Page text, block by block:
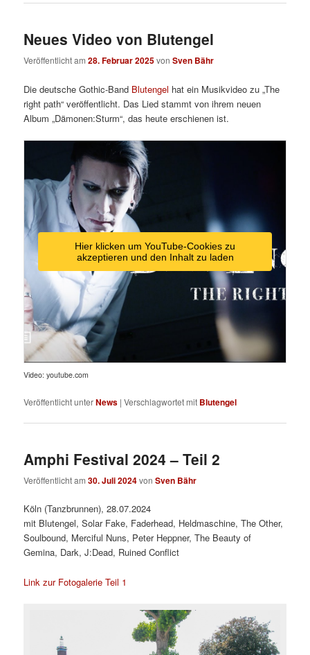
Neues Video von Blutengel
Veröffentlicht am28. Februar 2025vonSven Bähr
Die deutsche Gothic-Band Blutengel hat ein Musikvideo zu „The
right path“ veröffentlicht. Das Lied stammt von ihrem neuen
Album „Dämonen:Sturm“, das heute erschienen ist.
Hier klicken um YouTube-Cookies zu
akzeptieren und den Inhalt zu laden
Video: youtube.com
Veröffentlicht unterNews |Verschlagwortet mit Blutengel
Amphi Festival 2024 – Teil 2
Veröffentlicht am30. Juli 2024vonSven Bähr
Köln (Tanzbrunnen), 28.07.2024
mit Blutengel, Solar Fake, Faderhead, Heldmaschine, The Other,
Soulbound, Merciful Nuns, Peter Heppner, The Beauty of
Gemina, Dark, J:Dead, Ruined Conflict
Link zur Fotogalerie Teil 1